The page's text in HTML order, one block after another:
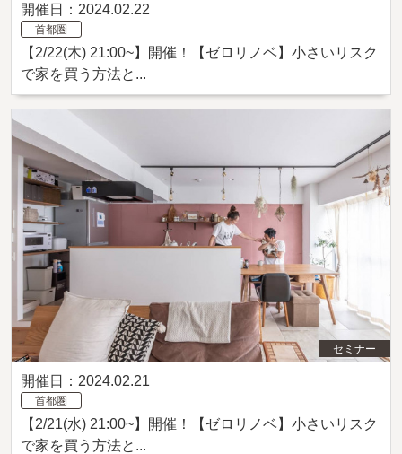
開催日：2024.02.22
首都圏
【2/22(木) 21:00~】開催！【ゼロリノベ】小さいリスク
で家を買う方法と...
セミナー
開催日：2024.02.21
首都圏
【2/21(水) 21:00~】開催！【ゼロリノベ】小さいリスク
で家を買う方法と...